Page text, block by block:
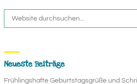
Neueste Beiträge
Frühlingshafte Geburtstagsgrüße und